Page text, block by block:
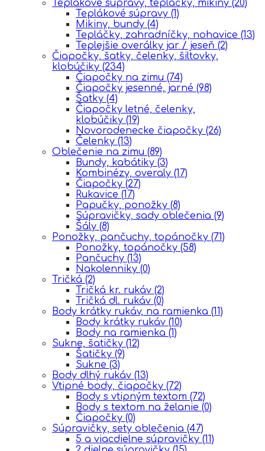
Teplákové súpravy, tepláčky, mikiny (20)
Teplákové súpravy (1)
Mikiny, bundy (4)
Tepláčky, zahradníčky, nohavice (13)
Teplejšie overálky jar / jeseň (2)
Čiapočky, šatky, čelenky, šiltovky,
klobúčiky (234)
Čiapočky na zimu (74)
Čiapočky jesenné, jarné (98)
Šatky (4)
Čiapočky letné, čelenky,
klobúčiky (19)
Novorodenecke čiapočky (26)
Čelenky (13)
Oblečenie na zimu (89)
Bundy, kabátiky (3)
Kombinézy, overaly (17)
Čiapočky (27)
Rukavice (17)
Papučky, ponožky (8)
Súpravičky, sady oblečenia (9)
Šály (8)
Ponožky, pančuchy, topánočky (71)
Ponožky, topánočky (58)
Pančuchy (13)
Nakolenniky (0)
Tričká (2)
Tričká kr. rukáv (2)
Tričká dl. rukáv (0)
Body krátky rukáv, na ramienka (11)
Body krátky rukáv (10)
Body na ramienka (1)
Sukne, šatičky (12)
Šatičky (9)
Sukne (3)
Body dlhý rukáv (13)
Vtipné body, čiapočky (72)
Body s vtipným textom (72)
Body s textom na želanie (0)
Čiapočky (0)
Súpravičky, sety oblečenia (47)
5 a viacdielne súpravičky (11)